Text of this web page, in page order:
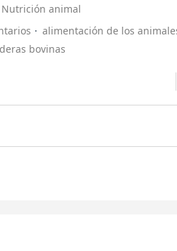
Nutrición animal
alimentación de los
bovinas